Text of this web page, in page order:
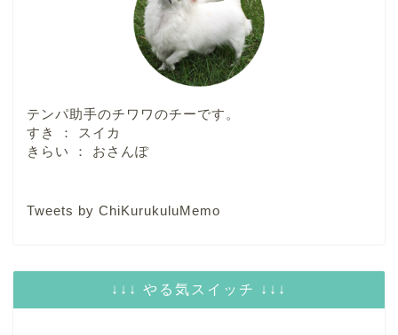
テンパ助手のチワワのチーです。
すき ： スイカ
きらい ： おさんぽ
Tweets by ChiKurukuluMemo
↓↓↓ やる気スイッチ ↓↓↓